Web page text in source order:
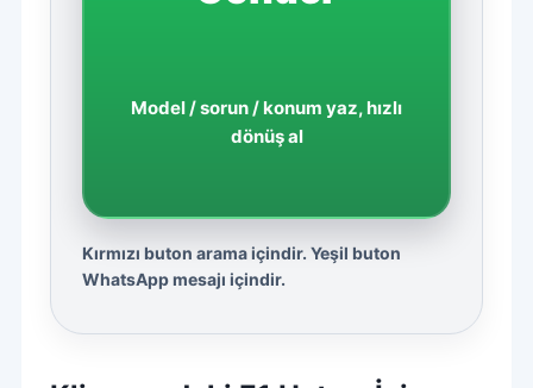
Model / sorun / konum yaz, hızlı
dönüş al
Kırmızı buton arama içindir. Yeşil buton
WhatsApp mesajı içindir.